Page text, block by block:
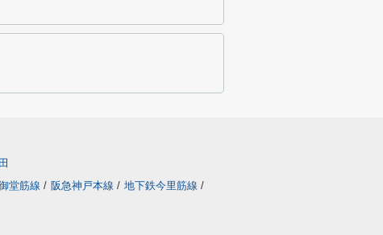
堂筋線 / 阪急神戸本線 / 地下鉄今里筋線 /